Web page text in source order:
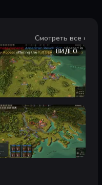
Смотреть все ›
ВИДЕО